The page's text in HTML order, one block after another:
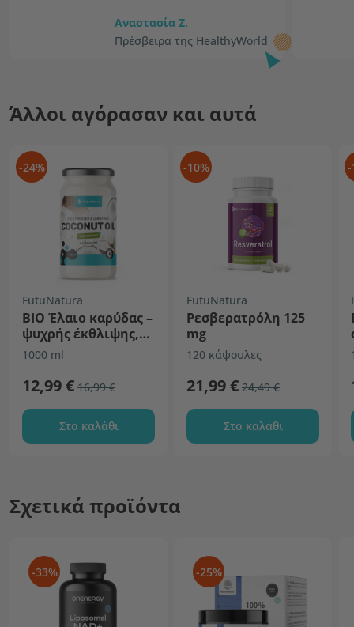
Αναστασία Ζ.
Πρέσβειρα της HealthyWorld
Άλλοι αγόρασαν και αυτά
-24%
FutuNatura
BIO Έλαιο καρύδας –
ψυχρής έκθλιψης,
ανεπεξέργαστο
1000 ml
12,99 € 16,99 €
Στο καλάθι
-10%
FutuNatura
Ρεσβερατρόλη 125
mg
120 κάψουλες
21,99 € 24,49 €
Στο καλάθι
-
Σχετικά προϊόντα
-33% -25%